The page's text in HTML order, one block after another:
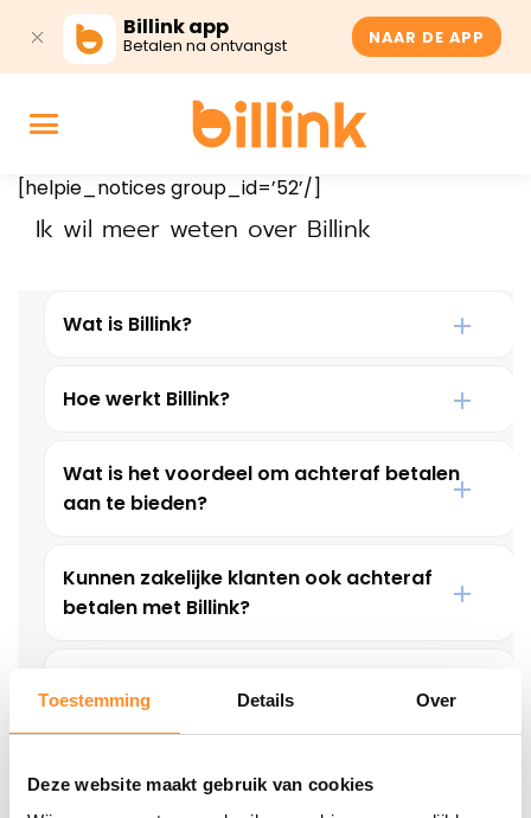
Toestemming Details Over
Deze website maakt gebruik van cookies
Billink app
Betalen na ontvangst NAAR DE APP
[helpie_notices group_id=’52’/]
Ik wil meer weten over Billink
Wat is Billink?
Hoe werkt Billink?
Wat is het voordeel om achteraf betalen
aan te bieden?
Kunnen zakelijke klanten ook achteraf
betalen met Billink?
aan?